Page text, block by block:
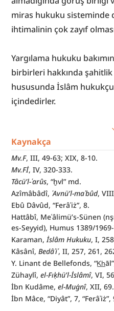
miras hukuku sisteminde
ihtimalinin çok zayıf
Yargılama hukuku
birbirleri hakkında
hususunda İslâm
içindedirler.
Kaynakça
Mv.F, III, 49-63; XIX, 8-10.
Mv.Fİ, IV, 320-333.
Tâcü’l-ʿarûs, “ḫvl” md.
Azîmâbâdî, ʿAvnü’l-maʿbûd,
Ebû Dâvûd, “Ferâʾiż”, 8.
Hattâbî, Meʿâlimü’s-Sünen
es-Seyyid), Humus 1389/
Karaman, İslâm Hukuku, I,
Kâsânî, Bedâʾiʿ, II, 257, 261,
Y. Linant de Bellefonds,
Zühaylî, el-Fıḳhü’l-İslâmî, VI,
İbn Kudâme, el-Muġnî, XII, 69.
İbn Mâce, “Diyât”, 7, “Ferâʾiż”,